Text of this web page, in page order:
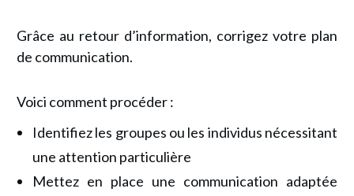
Grâce au retour d’information, corrigez votre plan
de communication.
Voici comment procéder :
Identifiez les groupes ou les individus nécessitant
une attention particulière
Mettez en place une communication adaptée